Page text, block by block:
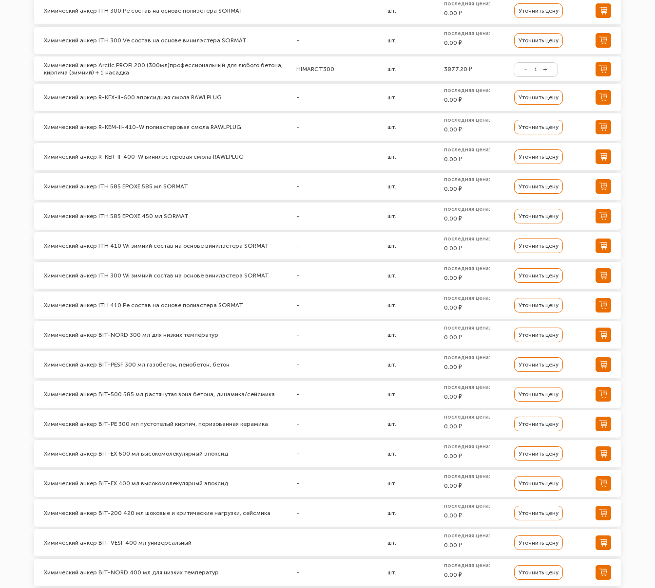
Химический анкер ITH 300 Pe состав на основе полиэстера SORMAT - шт.
последняя цена:
0.00 ₽ Уточнить цену
Химический анкер ITH 300 Ve состав на основе винилэстера SORMAT - шт.
последняя цена:
0.00 ₽ Уточнить цену
Химический анкер Arctic PROFI 200 (300мл)профессиональный для любого бетона,
кирпича (зимний) + 1 насадка
HIMARCT300 шт. 3877.20 ₽
Химический анкер R-KEX-II-600 эпоксидная смола RAWLPLUG - шт.
последняя цена:
0.00 ₽ Уточнить цену
Химический анкер R-KEM-II-410-W полиэстеровая смола RAWLPLUG - шт.
последняя цена:
0.00 ₽ Уточнить цену
Химический анкер R-KER-II-400-W винилэстеровая смола RAWLPLUG - шт.
последняя цена:
0.00 ₽ Уточнить цену
Химический анкер ITH 585 EPOXЕ 585 мл SORMAT - шт.
последняя цена:
0.00 ₽ Уточнить цену
Химический анкер ITH 585 EPOXЕ 450 мл SORMAT - шт.
последняя цена:
0.00 ₽ Уточнить цену
Химический анкер ITH 410 Wi зимний состав на основе винилэстера SORMAT - шт.
последняя цена:
0.00 ₽ Уточнить цену
Химический анкер ITH 300 Wi зимний состав на основе винилэстера SORMAT - шт.
последняя цена:
0.00 ₽ Уточнить цену
Химический анкер ITH 410 Pe состав на основе полиэстера SORMAT - шт.
последняя цена:
0.00 ₽ Уточнить цену
Химический анкер BIT-NORD 300 мл для низких температур - шт.
последняя цена:
0.00 ₽ Уточнить цену
Химический анкер BIT-PESF 300 мл газобетон, пенобетон, бетон - шт.
последняя цена:
0.00 ₽ Уточнить цену
Химический анкер BIT-500 585 мл растянутая зона бетона, динамика/сейсмика - шт.
последняя цена:
0.00 ₽ Уточнить цену
Химический анкер BIT-PE 300 мл пустотелый кирпич, поризованная керамика - шт.
последняя цена:
0.00 ₽ Уточнить цену
Химический анкер BIT-EX 600 мл высокомолекулярный эпоксид - шт.
последняя цена:
0.00 ₽ Уточнить цену
Химический анкер BIT-EX 400 мл высокомолекулярный эпоксид - шт.
последняя цена:
0.00 ₽ Уточнить цену
Химический анкер BIT-200 420 мл шоковые и критические нагрузки, сейсмика - шт.
последняя цена:
0.00 ₽ Уточнить цену
Химический анкер BIT-VESF 400 мл универсальный - шт.
последняя цена:
0.00 ₽ Уточнить цену
Химический анкер BIT-NORD 400 мл для низких температур - шт.
последняя цена:
0.00 ₽ Уточнить цену